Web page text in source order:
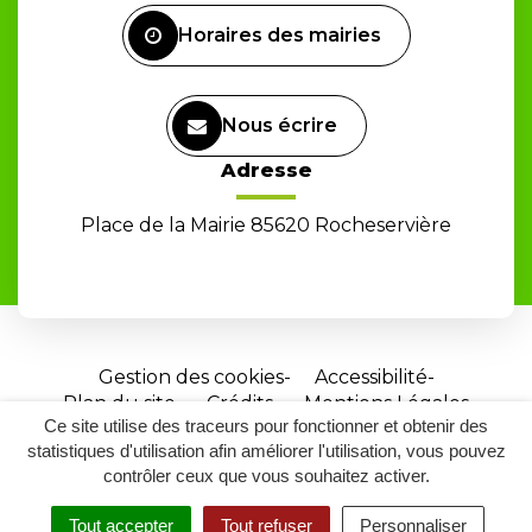
Ce site utilise des traceurs pour fonctionner et obtenir des
statistiques d'utilisation afin améliorer l'utilisation, vous pouvez
contrôler ceux que vous souhaitez activer.
Tout accepter Tout refuser Personnaliser
Horaires des mairies
Nous écrire
Adresse
Place de la Mairie 85620 Rocheservière
Gestion des cookies
Accessibilité
Plan du site
Crédits
Mentions Légales
Site
réalisé
par